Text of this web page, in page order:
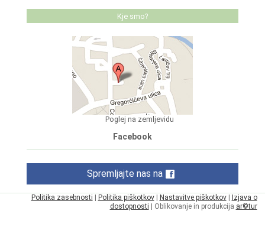
Kje smo?
Poglej na zemljevidu
Facebook
Spremljajte nas na
Politika zasebnosti Politika piškotkov| Nastavitve piškotkov|
Izjava o
dostopnosti | Oblikovanje in produkcija ar©tur